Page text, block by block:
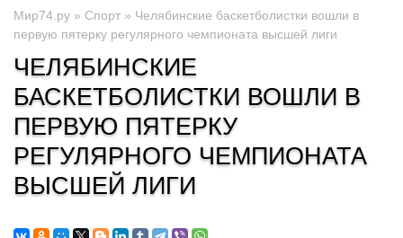
Мир74.ру » Спорт » Челябинские баскетболистки вошли в
первую пятерку регулярного чемпионата высшей лиги
ЧЕЛЯБИНСКИЕ
БАСКЕТБОЛИСТКИ ВОШЛИ В
ПЕРВУЮ ПЯТЕРКУ
РЕГУЛЯРНОГО ЧЕМПИОНАТА
ВЫСШЕЙ ЛИГИ